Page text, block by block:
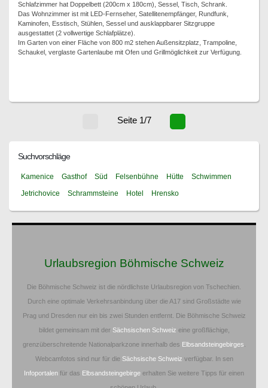
Schlafzimmer hat Doppelbett (200cm x 180cm), Sessel, Tisch, Schrank.
Das Wohnzimmer ist mit LED-Fernseher, Satellitenempfänger, Rundfunk,
Kaminofen, Esstisch, Stühlen, Sessel und ausklappbarer Sitzgruppe
ausgestattet (2 vollwertige Schlafplätze).
Im Garten von einer Fläche von 800 m2 stehen Außensitzplatz, Trampoline,
Schaukel, verglaste Gartenlaube mit Ofen und Grillmöglichkeit zur Verfügung.
Seite 1/7
Suchvorschläge
Kamenice Gasthof Süd Felsenbühne Hütte
Schwimmen
Jetrichovice
Schrammsteine Hotel Hrensko
Urlaubsregion Böhmische Schweiz
Die Böhmische Schweiz ist die nördlichste Urlaubsregion von Tschechien.
Durch eine optimale Verkehrsanbindung über die A17 sind Großstädte wie
Prag und Dresden nur ein bis zwei Stunden entfernt. Die Böhmische Schweiz
bildet gemeinsam mit der Sächsischen Schweiz eine großflächige,
grenzüberschreitende Nationalparkzone innerhalb des Elbsandsteingebirges
Webcamfotos sind nur für die Sächsische Schweiz verfügbar. In sen
Infoportalen für das Elbsandsteingebirge erhalten Sie weitere Tipps für einen